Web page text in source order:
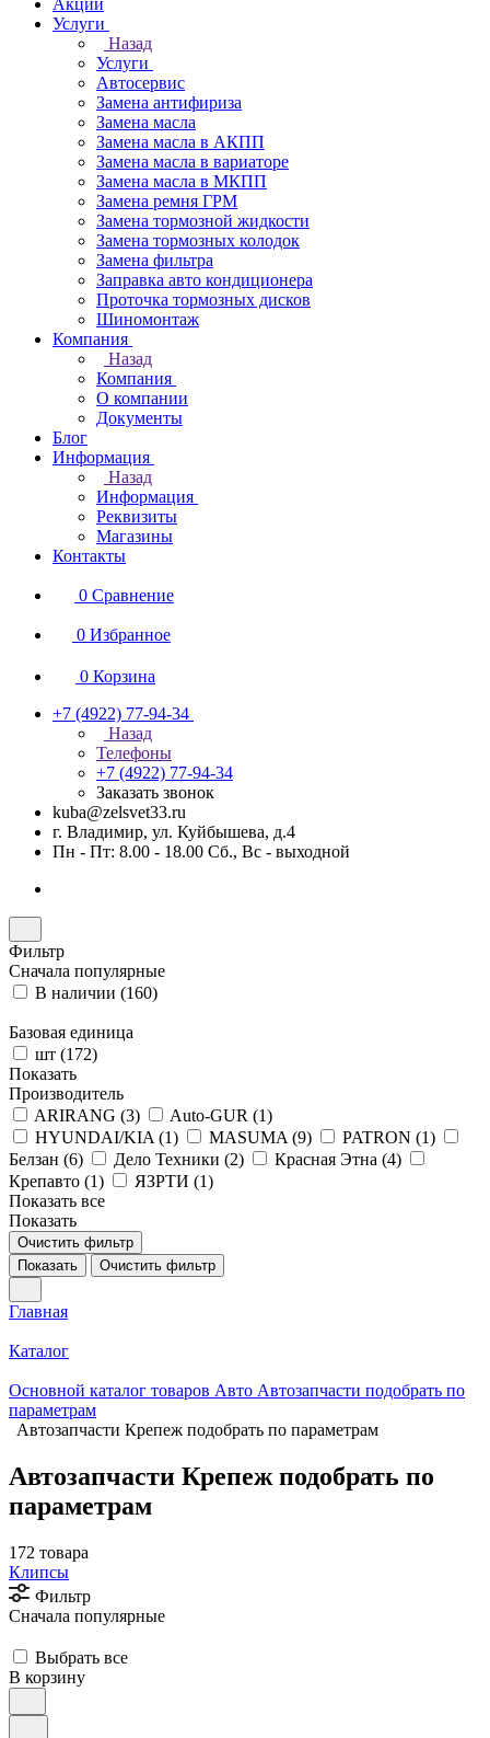
Акции
Услуги
Назад
Услуги
Автосервис
Замена антифириза
Замена масла
Замена масла в АКПП
Замена масла в вариаторе
Замена масла в МКПП
Замена ремня ГРМ
Замена тормозной жидкости
Замена тормозных колодок
Замена фильтра
Заправка авто кондиционера
Проточка тормозных дисков
Шиномонтаж
Компания
Назад
Компания
О компании
Документы
Блог
Информация
Назад
Информация
Реквизиты
Магазины
Контакты
0 Сравнение
0 Избранное
0 Корзина
+7 (4922) 77-94-34
Назад
Телефоны
+7 (4922) 77-94-34
Заказать звонок
kuba@zelsvet33.ru
г. Владимир, ул. Куйбышева, д.4
Пн - Пт: 8.00 - 18.00 Сб., Вс - выходной
Фильтр
Сначала популярные
В наличии (160)
Базовая единица
шт (172)
Показать
Производитель
ARIRANG (3) Auto-GUR (1)
HYUNDAI/KIA (1) MASUMA (9) PATRON (1)
Белзан (6) Дело Техники (2) Красная Этна (4)
Крепавто (1) ЯЗРТИ (1)
Показать все
Показать
Очистить фильтр
Показать
Очистить фильтр
Главная
Каталог
Основной каталог товаров Авто Автозапчасти подобрать по
параметрам
Автозапчасти Крепеж подобрать по параметрам
Автозапчасти Крепеж подобрать по
параметрам
172 товара
Клипсы
Фильтр
Сначала популярные
Выбрать все
В корзину